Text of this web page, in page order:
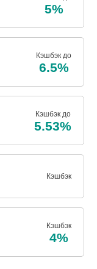
5%
Кэшбэк до
6.5%
Кэшбэк до
5.53%
Кэшбэк
Кэшбэк
4%